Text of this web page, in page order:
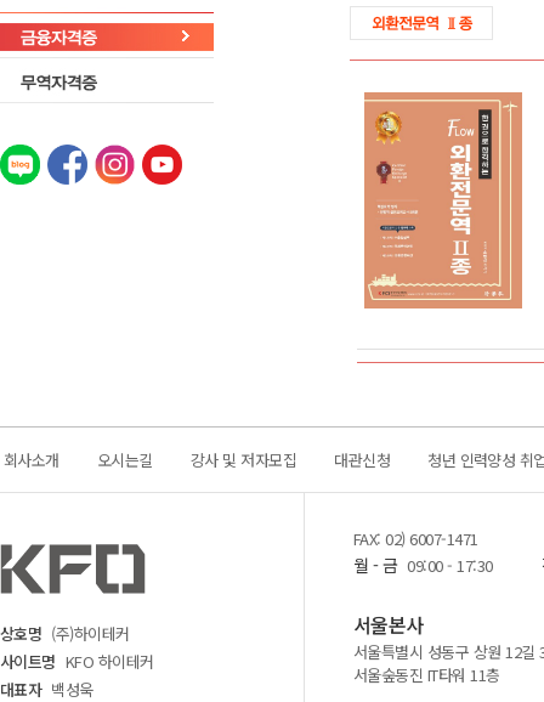
회사소개 오시는길 강사 및 저자모집 대관신청 청년 인력양성 취
상호명 (주)하이테커
사이트명 KFO 하이테커
대표자 백성욱
FAX: 02) 6007-1471
월 - 금 09:00 - 17:30
서울본사
서울특별시 성동구 상원 12길
서울숲동진 IT타워 11층